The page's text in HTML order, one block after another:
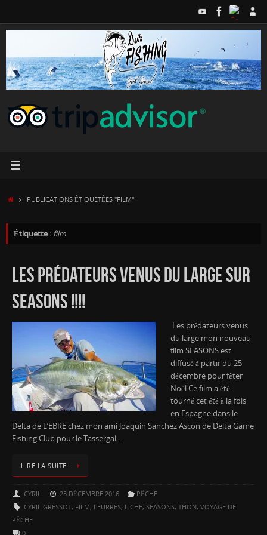
contenu
ACCUEIL
PUBLICATIONS ÉTIQUETÉES "FILM"
Étiquette : film
LES PRÉDATEURS VENUS DU LARGE SUR
SEASONS !!!!
Les prédateurs venus
du large mon nouveau
film SEASONS est
diffusé à partir du 25
décembre pour fêter
Noël Ce film a été
tourné cet été à la fois
en Espagne dans le
Delta de L’EBRE chez mon ami Joaquin Sanchez Ascon de Delta Game
Fishing Club pour le Tassergal …
LIRE LA SUITE…
CYRIL 25 DÉCEMBRE 2016
PÊCHE
CYRIL GRESSOT, FILM, LEURRES, LICHE, SEASONS, THON, VOYAGE DE
PÊCHE
0